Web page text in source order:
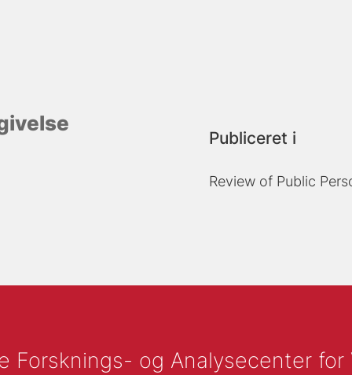
Publiceret i
Review of Public
Forsknings- og Analysecenter